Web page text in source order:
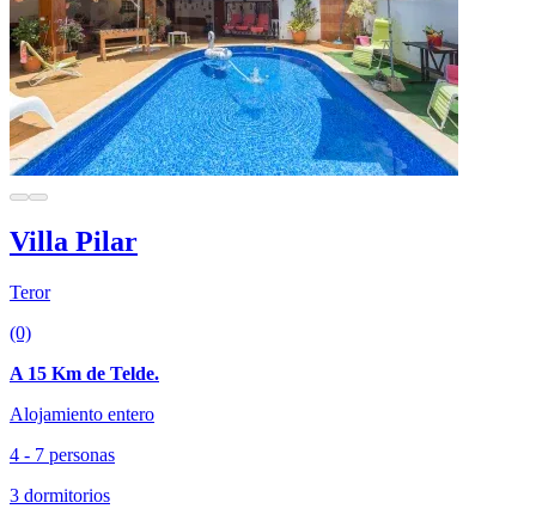
Villa Pilar
Teror
(0)
A 15 Km de Telde.
Alojamiento entero
4 - 7 personas
3 dormitorios